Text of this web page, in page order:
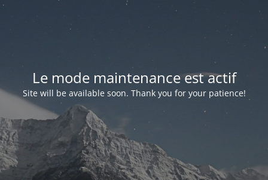
Le mode maintenance est actif
Site will be available soon. Thank you for your patience!